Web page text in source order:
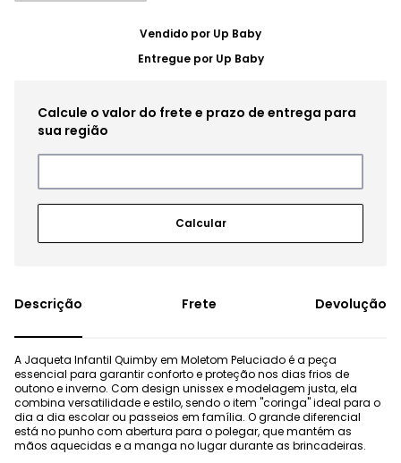
Vendido por Up Baby
Entregue por Up Baby
Frete Devolução
A Jaqueta Infantil Quimby em Moletom Peluciado é a peça
essencial para garantir conforto e proteção nos dias frios de
outono e inverno. Com design unissex e modelagem justa, ela
combina versatilidade e estilo, sendo o item "coringa" ideal para o
dia a dia escolar ou passeios em família. O grande diferencial
está no punho com abertura para o polegar, que mantém as
mãos aquecidas e a manga no lugar durante as brincadeiras.